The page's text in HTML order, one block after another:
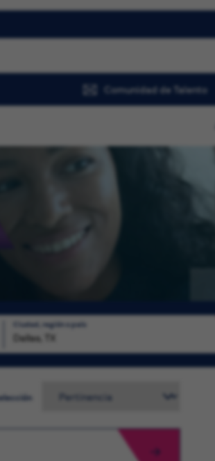
Comunidad de Talento
Ciudad, región o país